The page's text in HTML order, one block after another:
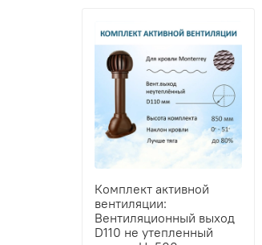
Комплект активной
вентиляции:
Вентиляционный выход
D110 не утепленный